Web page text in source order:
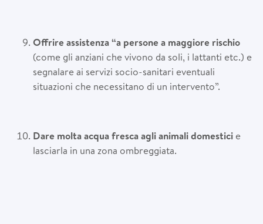
Offrire assistenza “a persone a maggiore rischio
(come gli anziani che vivono da soli, i lattanti etc.) e
segnalare ai servizi socio-sanitari eventuali
situazioni che necessitano di un intervento”.
Dare molta acqua fresca agli animali domestici e
lasciarla in una zona ombreggiata.